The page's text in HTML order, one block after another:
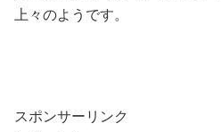
上々のようです。
スポンサーリンク